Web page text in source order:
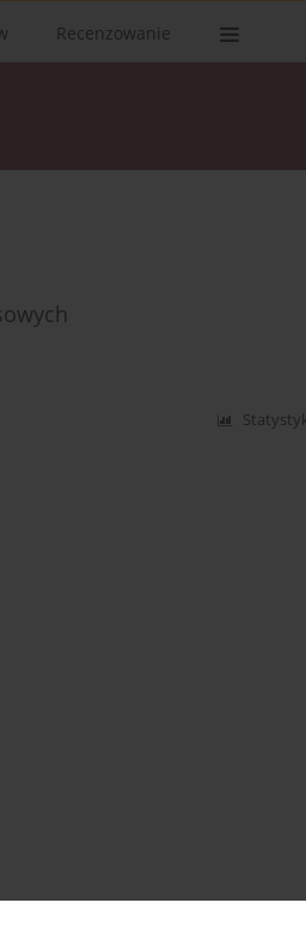
Recenzowanie